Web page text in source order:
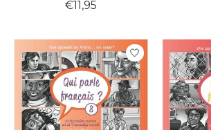
€11,95